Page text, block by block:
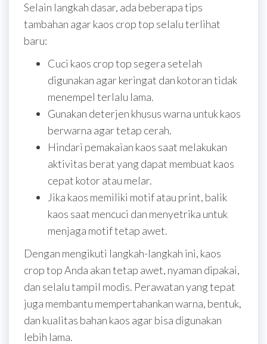
Selain langkah dasar, ada beberapa tips
tambahan agar kaos crop top selalu terlihat
baru:
Cuci kaos crop top segera setelah
digunakan agar keringat dan kotoran tidak
menempel terlalu lama.
Gunakan deterjen khusus warna untuk kaos
berwarna agar tetap cerah.
Hindari pemakaian kaos saat melakukan
aktivitas berat yang dapat membuat kaos
cepat kotor atau melar.
Jika kaos memiliki motif atau print, balik
kaos saat mencuci dan menyetrika untuk
menjaga motif tetap awet.
Dengan mengikuti langkah-langkah ini, kaos
crop top Anda akan tetap awet, nyaman dipakai,
dan selalu tampil modis. Perawatan yang tepat
juga membantu mempertahankan warna, bentuk,
dan kualitas bahan kaos agar bisa digunakan
lebih lama.